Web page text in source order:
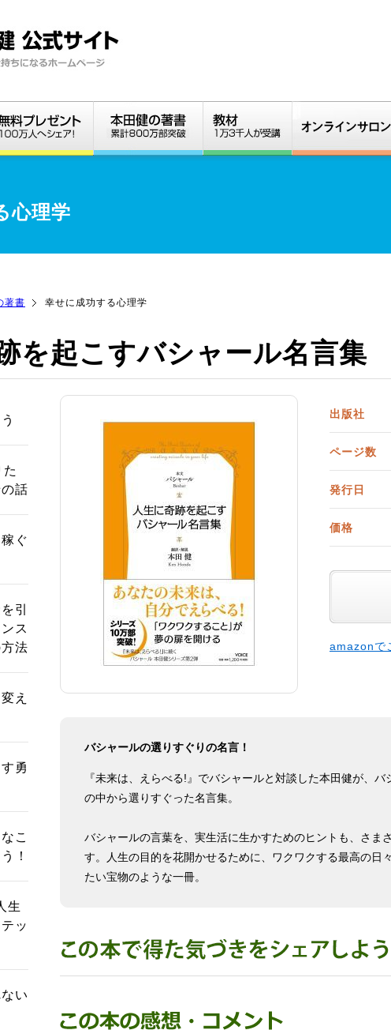
心理学
著書 幸せに成功する心理学
を起こすバシャール名言集
出版社
ページ数
発行日
価格
amazonで
バシャールの選りすぐりの名言！
『未来は、えらべる!』でバシャールと対談した本田健が、
の中から選りすぐった名言集。
バシャールの言葉を、実生活に生かすためのヒントも、さま
す。人生の目的を花開かせるために、ワクワクする最高の日
たい宝物のような一冊。
話
ぐ
引
ス
法
え
勇
こ
！
生
ッ
い